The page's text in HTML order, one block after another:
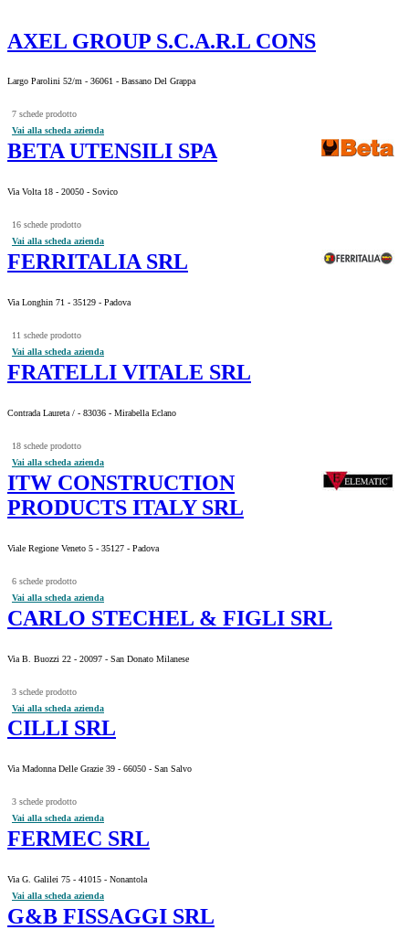
AXEL GROUP S.C.A.R.L CONS
Largo Parolini 52/m - 36061 - Bassano Del Grappa
7 schede prodotto
Vai alla scheda azienda
BETA UTENSILI SPA
Via Volta 18 - 20050 - Sovico
16 schede prodotto
Vai alla scheda azienda
FERRITALIA SRL
Via Longhin 71 - 35129 - Padova
11 schede prodotto
Vai alla scheda azienda
FRATELLI VITALE SRL
Contrada Laureta / - 83036 - Mirabella Eclano
18 schede prodotto
Vai alla scheda azienda
ITW CONSTRUCTION
PRODUCTS ITALY SRL
Viale Regione Veneto 5 - 35127 - Padova
6 schede prodotto
Vai alla scheda azienda
CARLO STECHEL & FIGLI SRL
Via B. Buozzi 22 - 20097 - San Donato Milanese
3 schede prodotto
Vai alla scheda azienda
CILLI SRL
Via Madonna Delle Grazie 39 - 66050 - San Salvo
3 schede prodotto
Vai alla scheda azienda
FERMEC SRL
Via G. Galilei 75 - 41015 - Nonantola
Vai alla scheda azienda
G&B FISSAGGI SRL